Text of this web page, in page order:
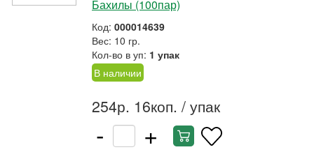
Бахилы (100пар)
Код: 000014639
Вес: 10 гр.
Кол-во в уп: 1 упак
В наличии
254р. 16коп. / упак
- +